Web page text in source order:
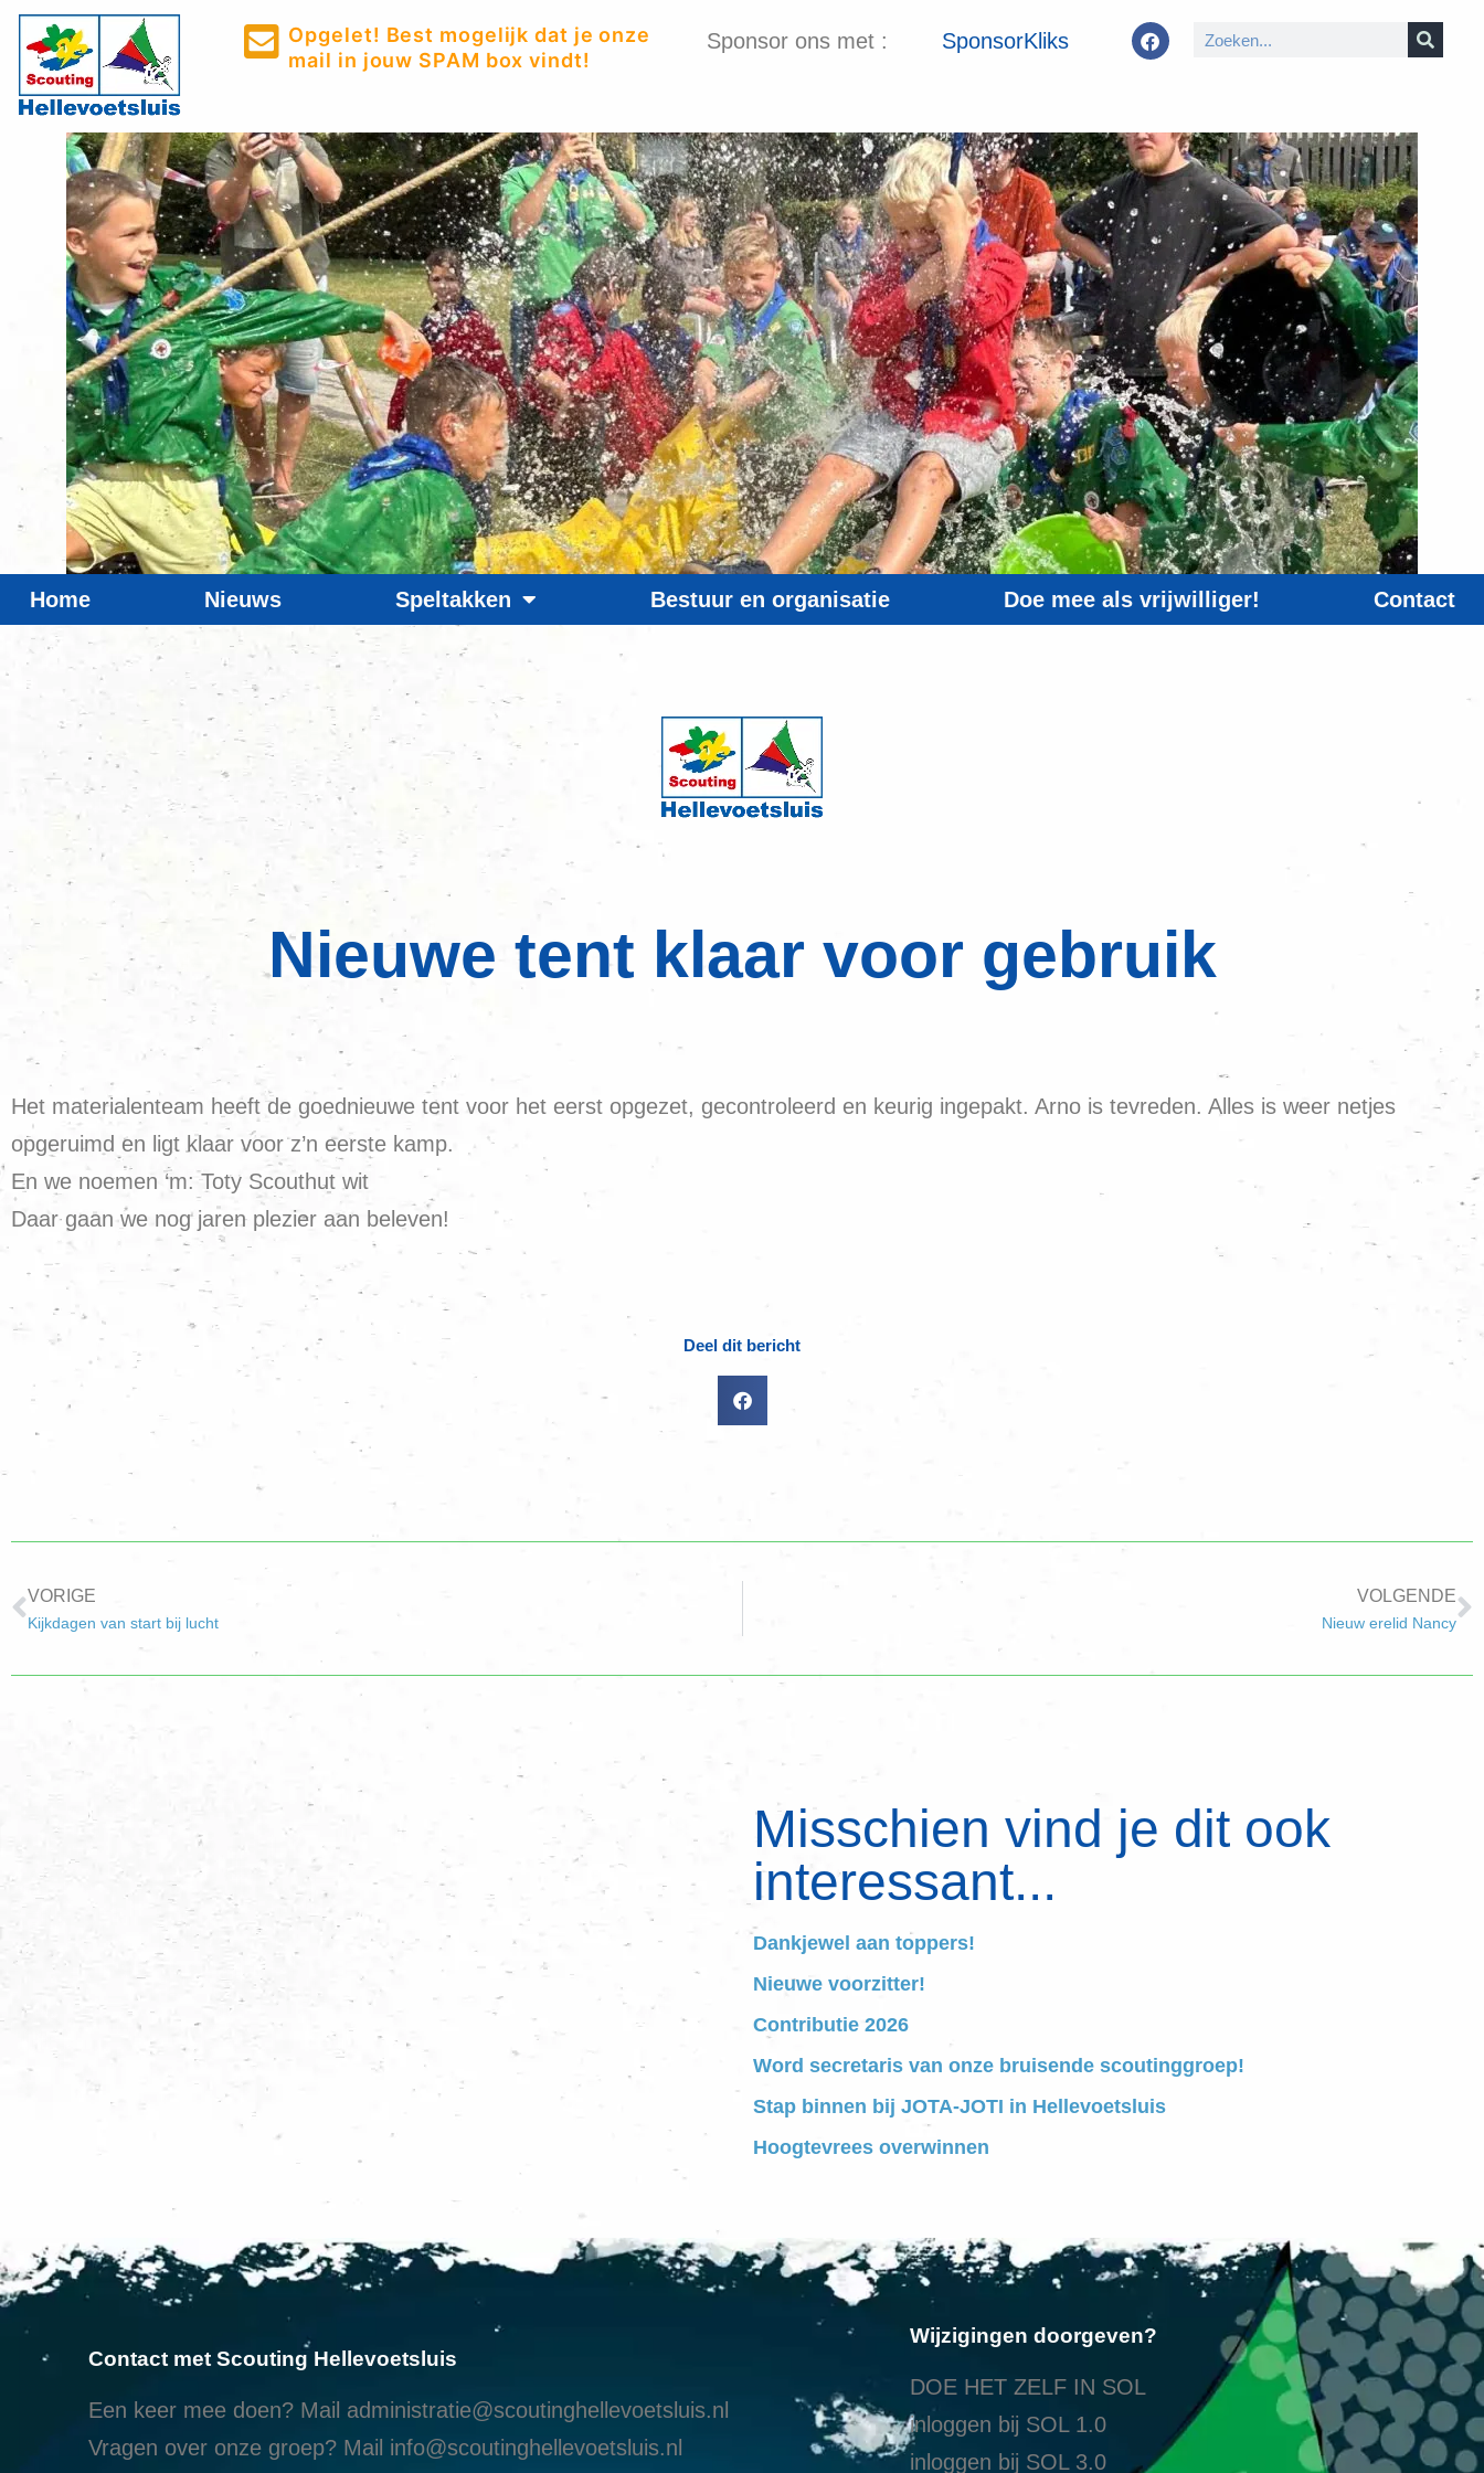
Opgelet! Best mogelijk dat je onze
mail in jouw SPAM box vindt!
Sponsor ons met : SponsorKliks
Home Nieuws Speltakken Bestuur en organisatie Doe mee als vrijwilliger! Contact
Nieuwe tent klaar voor gebruik
Het materialenteam heeft de goednieuwe tent voor het eerst opgezet, gecontroleerd en keurig ingepakt. Arno is tevreden. Alles is weer netjes
opgeruimd en ligt klaar voor z’n eerste kamp.
En we noemen ‘m: Toty Scouthut wit
Daar gaan we nog jaren plezier aan beleven!
Deel dit bericht
VORIGE
Kijkdagen van start bij lucht
VOLGENDE
Nieuw erelid Nancy
Misschien vind je dit ook
interessant...
Dankjewel aan toppers!
Nieuwe voorzitter!
Contributie 2026
Word secretaris van onze bruisende scoutinggroep!
Stap binnen bij JOTA-JOTI in Hellevoetsluis
Hoogtevrees overwinnen
Contact met Scouting Hellevoetsluis
Een keer mee doen? Mail administratie@scoutinghellevoetsluis.nl
Vragen over onze groep? Mail info@scoutinghellevoetsluis.nl
Wijzigingen doorgeven?
DOE HET ZELF IN SOL
inloggen bij SOL 1.0
inloggen bij SOL 3.0